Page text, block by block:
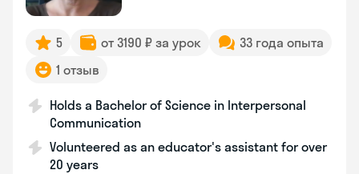
5 от 3190 ₽ за урок
33 года опыта
1 отзыв
Holds a Bachelor of Science in Interpersonal
Communication
Volunteered as an educator's assistant for over
20 years